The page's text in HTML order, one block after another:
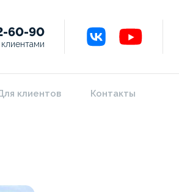
60-90
клиентов Контакты